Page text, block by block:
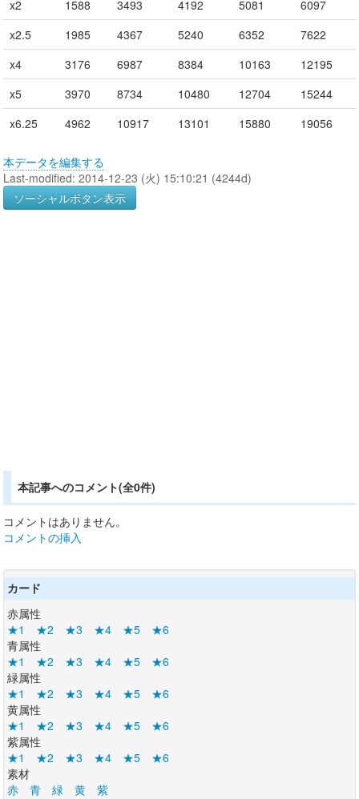
x2 1588 3493 4192 5081
6097
x2.5
1985 4367 5240 6352
7622
x4
3176 6987 8384 10163
12195
x5
3970 8734 10480 12704
15244
x6.25
4962 10917 13101 15880 19056
本データを編集する
Last-modified: 2014-12-23 (火) 15:10:21 (4244d)
ソーシャルボタン表示
本記事へのコメント(全0件)
コメントはありません。
コメントの挿入
カード
赤属性
★1
★2 ★3 ★4 ★5
★6
青属性
★1
★2 ★3 ★4 ★5
★6
緑属性
★1
★2 ★3 ★4 ★5
★6
黄属性
★1
★2 ★3 ★4 ★5
★6
紫属性
★1
★2 ★3 ★4 ★5
★6
素材
赤
青 緑 黄
紫